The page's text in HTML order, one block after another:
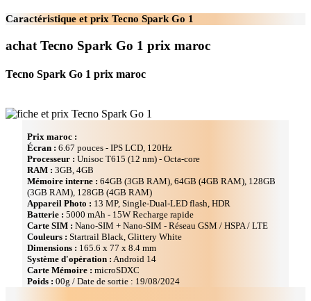
Caractéristique et prix Tecno Spark Go 1
achat Tecno Spark Go 1 prix maroc
Tecno Spark Go 1 prix maroc
Prix maroc :
Écran : 6.67 pouces - IPS LCD, 120Hz
Processeur : Unisoc T615 (12 nm) - Octa-core
RAM : 3GB, 4GB
Mémoire interne : 64GB (3GB RAM), 64GB (4GB RAM), 128GB
(3GB RAM), 128GB (4GB RAM)
Appareil Photo : 13 MP, Single-Dual-LED flash, HDR
Batterie : 5000 mAh - 15W Recharge rapide
Carte SIM : Nano-SIM + Nano-SIM - Réseau GSM / HSPA / LTE
Couleurs : Startrail Black, Glittery White
Dimensions : 165.6 x 77 x 8.4 mm
Système d'opération : Android 14
Carte Mémoire : microSDXC
Poids : 00g / Date de sortie : 19/08/2024